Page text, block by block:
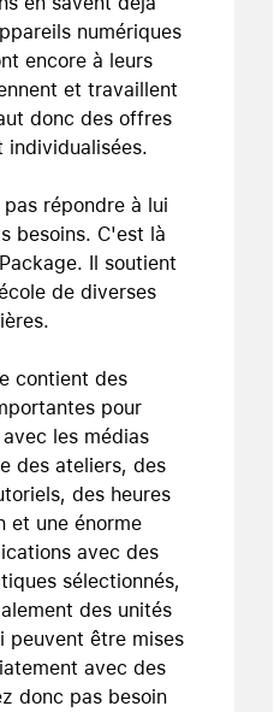
numériques
encore à leurs
et travaillent
donc des offres
individualisées.
pas répondre à lui
besoins. C'est là
Il soutient
de diverses
contient des
pour
les médias
des ateliers, des
des heures
et une énorme
avec des
sélectionnés,
des unités
peuvent être mises
avec des
donc pas besoin